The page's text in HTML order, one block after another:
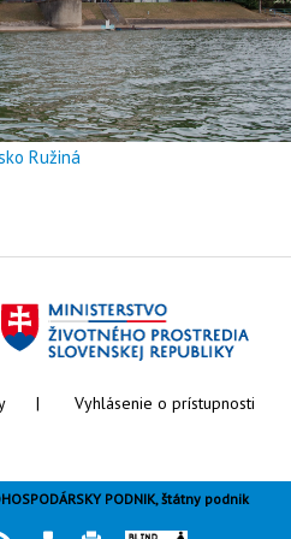
Ružiná
Vyhlásenie o prístupnosti
PODNIK, štátny podnik